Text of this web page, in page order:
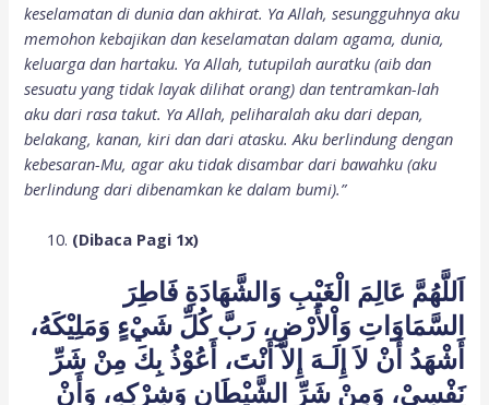
keselamatan di dunia dan akhirat. Ya Allah, sesungguhnya aku
memohon kebajikan dan keselamatan dalam agama, dunia,
keluarga dan hartaku. Ya Allah, tutupilah auratku (aib dan
sesuatu yang tidak layak dilihat orang) dan tentramkan-lah
aku dari rasa takut. Ya Allah, peliharalah aku dari depan,
belakang, kanan, kiri dan dari atasku. Aku berlindung dengan
kebesaran-Mu, agar aku tidak disambar dari bawahku (aku
berlindung dari dibenamkan ke dalam bumi).”
(Dibaca Pagi 1x)
اَللَّهُمَّ عَالِمَ الْغَيْبِ وَالشَّهَادَةِ فَاطِرَ
السَّمَاوَاتِ وَاْلأَرْضِ، رَبَّ كُلِّ شَيْءٍ وَمَلِيْكَهُ،
أَشْهَدُ أَنْ لاَ إِلَـهَ إِلاَّ أَنْتَ، أَعُوْذُ بِكَ مِنْ شَرِّ
نَفْسِيْ، وَمِنْ شَرِّ الشَّيْطَانِ وَشِرْكِهِ، وَأَنْ